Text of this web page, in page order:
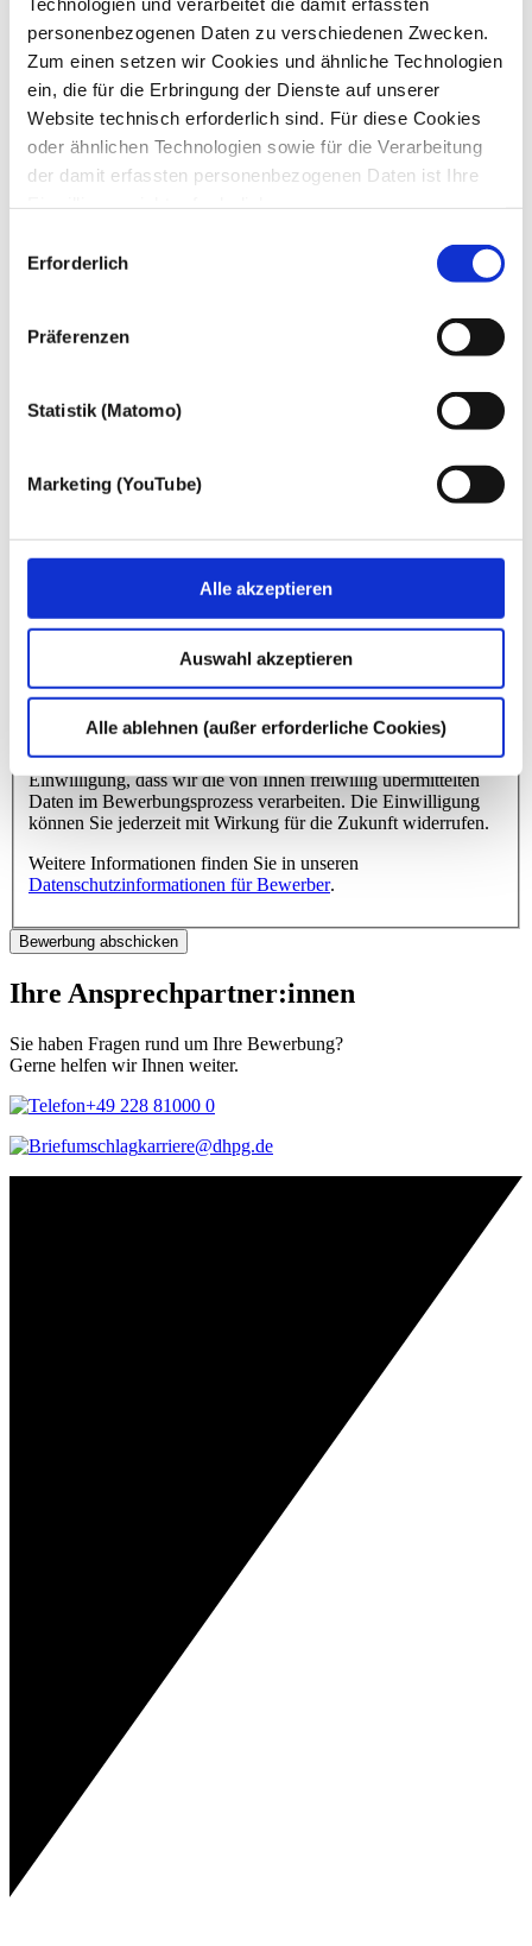
personenbezogenen Daten zu verschiedenen Zwecken.
Zum einen setzen wir Cookies und ähnliche Technologien
ein, die für die Erbringung der Dienste auf unserer
Website technisch erforderlich sind. Für diese Cookies
oder ähnlichen Technologien sowie für die Verarbeitung
der damit erfassten personenbezogenen Daten ist Ihre
mit Ihrer ausdrücklichen Einwilligung einsetzen und die
Erforderlich
Präferenzen
Statistik (Matomo)
Marketing (YouTube)
Alle akzeptieren
Auswahl akzeptieren
Alle ablehnen (außer erforderliche Cookies)
Ort*
Telefon*
E-Mail*
Wie sind Sie auf die dhpg aufmerksam geworden?*
Bitte wählen Sie mindestens eine Anlage aus.
Anlage 1
Datei auswählen
mit je maximal 8 MB anhängen. Bitte laden Sie Ihre
Dokumente in einem der gängigen Formate hoch: PDF, DOC,
Angeworben durch das Programm
„Mitarbeiter werben Mitarbeiter“
Name des dhpg-Mitarbeiters*
* Pflichtangabe
Mit dem Absenden Ihrer Bewerbung erklären Sie Ihre
Einwilligung, dass wir die von Ihnen freiwillig übermittelten
Daten im Bewerbungsprozess verarbeiten. Die Einwilligung
können Sie jederzeit mit Wirkung für die Zukunft widerrufen.
Weitere Informationen finden Sie in unseren
Datenschutzinformationen für Bewerber.
Ihre Ansprechpartner:innen
Sie haben Fragen rund um Ihre Bewerbung?
Gerne helfen wir Ihnen weiter.
+49 228 81000 0
karriere@dhpg.de